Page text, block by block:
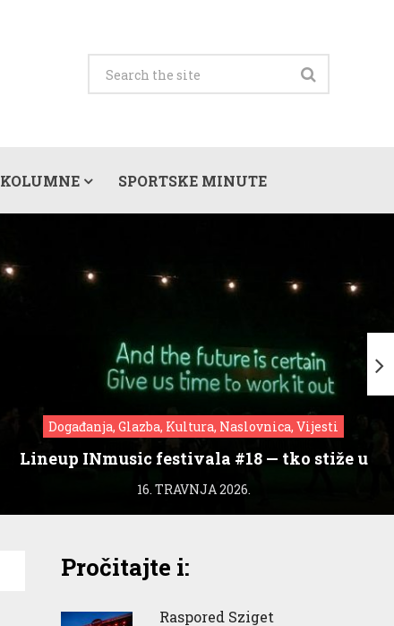
KOLUMNE SPORTSKE MINUTE
Događanja, Glazba, Kultura, Naslovnica, Vijesti
Lineup INmusic festivala #18 — tko stiže u
Zagreb?
16. TRAVNJA 2026.
Pročitajte i:
Raspored Sziget